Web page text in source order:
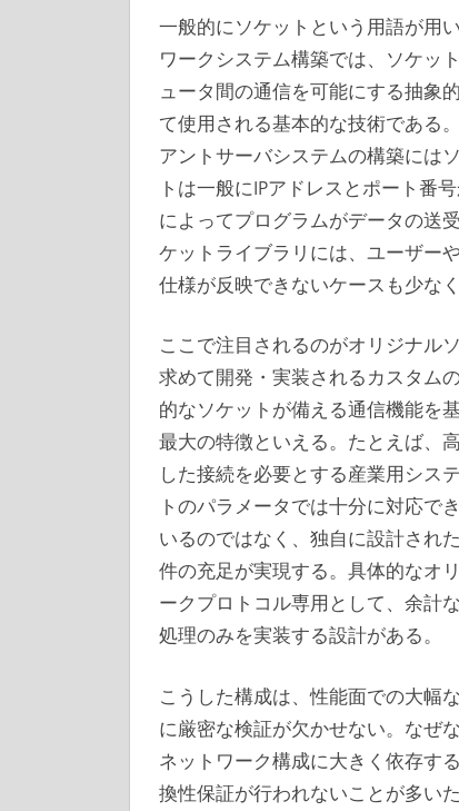
一般的にソケットという用語が用
ワークシステム構築では、ソケッ
ュータ間の通信を可能にする抽象
て使用される基本的な技術である
アントサーバシステムの構築には
トは一般にIPアドレスとポート番
によってプログラムがデータの送
ケットライブラリには、ユーザー
仕様が反映できないケースも少なく
ここで注目されるのがオリジナル
求めて開発・実装されるカスタム
的なソケットが備える通信機能を
最大の特徴といえる。たとえば、
した接続を必要とする産業用シス
トのパラメータでは十分に対応で
いるのではなく、独自に設計され
件の充足が実現する。具体的なオ
ークプロトコル専用として、余計
処理のみを実装する設計がある。
こうした構成は、性能面での大幅
に厳密な検証が欠かせない。なぜ
ネットワーク構成に大きく依存す
換性保証が行われないことが多い